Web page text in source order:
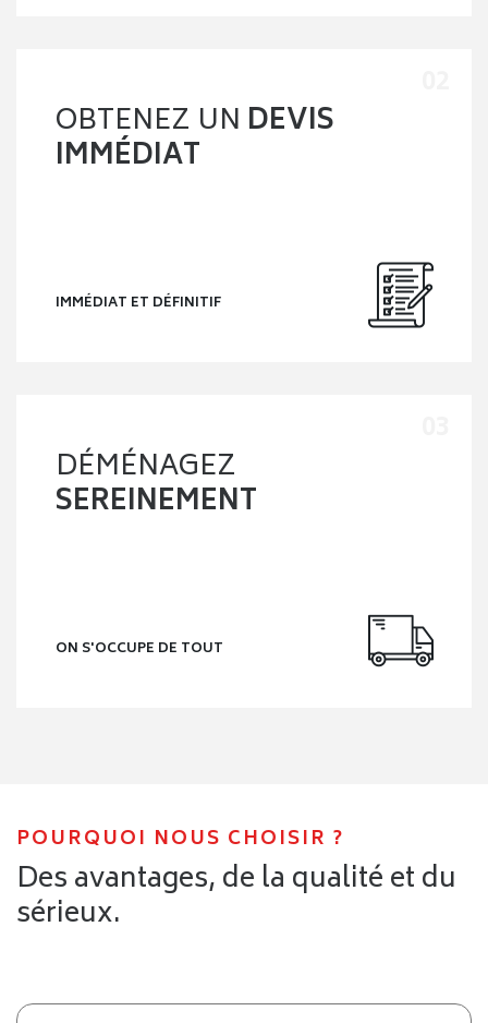
OBTENEZ UN DEVIS
IMMÉDIAT
IMMÉDIAT ET DÉFINITIF
DÉMÉNAGEZ
SEREINEMENT
ON S'OCCUPE DE TOUT
POURQUOI NOUS CHOISIR ?
Des avantages, de la qualité et du
sérieux.